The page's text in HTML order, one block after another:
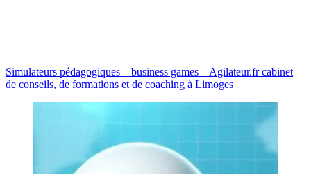
Simulateurs pédagogiques – business games – Agilateur.fr cabinet
de conseils, de formations et de coaching à Limoges